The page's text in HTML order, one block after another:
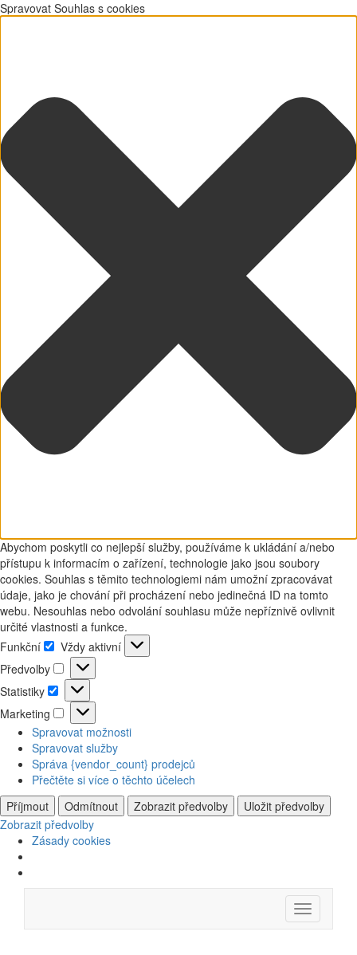
Spravovat Souhlas s cookies
Abychom poskytli co nejlepší služby, používáme k ukládání a/nebo
přístupu k informacím o zařízení, technologie jako jsou soubory
cookies. Souhlas s těmito technologiemi nám umožní zpracovávat
údaje, jako je chování při procházení nebo jedinečná ID na tomto
webu. Nesouhlas nebo odvolání souhlasu může nepříznivě ovlivnit
určité vlastnosti a funkce.
Funkční
Funkční
Vždy aktivní
Předvolby
Předvolby
Statistiky
Statistiky
Marketing
Marketing
Spravovat možnosti
Spravovat služby
Správa {vendor_count} prodejců
Přečtěte si více o těchto účelech
Příjmout
Odmítnout Zobrazit předvolby
Uložit předvolby
Zobrazit předvolby
Zásady cookies
content
Menu